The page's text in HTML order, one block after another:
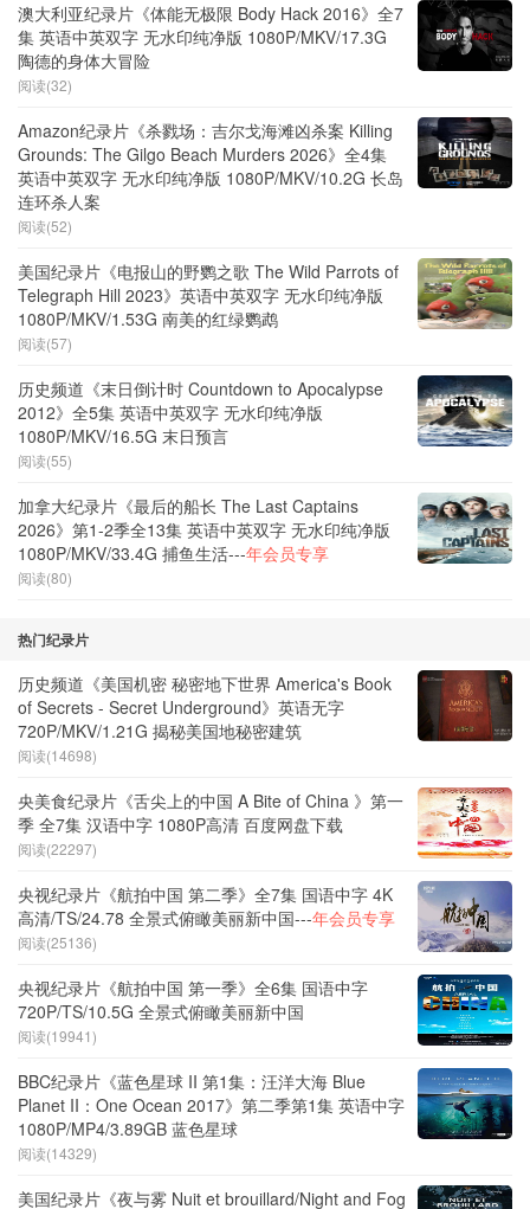
澳大利亚纪录片《体能无极限 Body Hack 2016》全7
集 英语中英双字 无水印纯净版 1080P/MKV/17.3G
陶德的身体大冒险
阅读(32)
Amazon纪录片《杀戮场：吉尔戈海滩凶杀案 Killing
Grounds: The Gilgo Beach Murders 2026》全4集
英语中英双字 无水印纯净版 1080P/MKV/10.2G 长岛
连环杀人案
阅读(52)
美国纪录片《电报山的野鹦之歌 The Wild Parrots of
Telegraph Hill 2023》英语中英双字 无水印纯净版
1080P/MKV/1.53G 南美的红绿鹦鹉
阅读(57)
历史频道《末日倒计时 Countdown to Apocalypse
2012》全5集 英语中英双字 无水印纯净版
1080P/MKV/16.5G 末日预言
阅读(55)
加拿大纪录片《最后的船长 The Last Captains
2026》第1-2季全13集 英语中英双字 无水印纯净版
1080P/MKV/33.4G 捕鱼生活---年会员专享
阅读(80)
热门纪录片
历史频道《美国机密 秘密地下世界 America's Book
of Secrets - Secret Underground》英语无字
720P/MKV/1.21G 揭秘美国地秘密建筑
阅读(14698)
央美食纪录片《舌尖上的中国 A Bite of China 》第一
季 全7集 汉语中字 1080P高清 百度网盘下载
阅读(22297)
央视纪录片《航拍中国 第二季》全7集 国语中字 4K
高清/TS/24.78 全景式俯瞰美丽新中国---年会员专享
阅读(25136)
央视纪录片《航拍中国 第一季》全6集 国语中字
720P/TS/10.5G 全景式俯瞰美丽新中国
阅读(19941)
BBC纪录片《蓝色星球 II 第1集：汪洋大海 Blue
Planet II：One Ocean 2017》第二季第1集 英语中字
1080P/MP4/3.89GB 蓝色星球
阅读(14329)
美国纪录片《夜与雾 Nuit et brouillard/Night and Fog